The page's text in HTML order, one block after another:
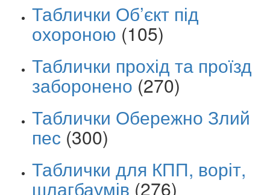
Таблички Об’єкт під
охороною (105)
Таблички прохід та проїзд
заборонено (270)
Таблички Обережно Злий
пес (300)
Таблички для КПП, воріт,
шлагбаумів (276)